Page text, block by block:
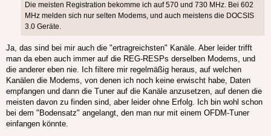
Die meisten Registration bekomme ich auf 570 und 730 MHz. Bei 602
MHz melden sich nur selten Modems, und auch meistens die DOCSIS
3.0 Geräte.
Ja, das sind bei mir auch die "ertragreichsten" Kanäle. Aber leider trifft
man da eben auch immer auf die REG-RESPs derselben Modems, und
die anderer eben nie. Ich filtere mir regelmäßig heraus, auf welchen
Kanälen die Modems, von denen ich noch keine erwischt habe, Daten
empfangen und dann die Tuner auf die Kanäle anzusetzen, auf denen die
meisten davon zu finden sind, aber leider ohne Erfolg. Ich bin wohl schon
bei dem "Bodensatz" angelangt, den man nur mit einem OFDM-Tuner
einfangen könnte.